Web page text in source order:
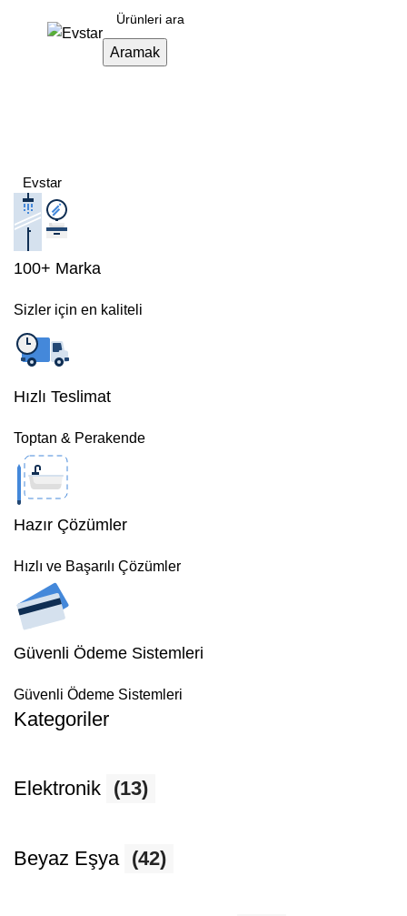
Aramak
Net %15 İNDİRİM
Evstar Adana' da
İndirimler Bitmez
Evstar
100+ Marka
Sizler için en kaliteli
Hızlı Teslimat
Toptan & Perakende
Hazır Çözümler
Hızlı ve Başarılı Çözümler
Güvenli Ödeme Sistemleri
Güvenli Ödeme Sistemleri
Kategoriler
Elektronik (13)
Beyaz Eşya (42)